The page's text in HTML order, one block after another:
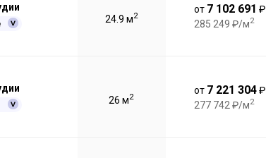
24.9 м2
от 7 102 691 ₽
285 249 ₽/м2
26 м2
от 7 221 304₽
277 742 ₽/м2